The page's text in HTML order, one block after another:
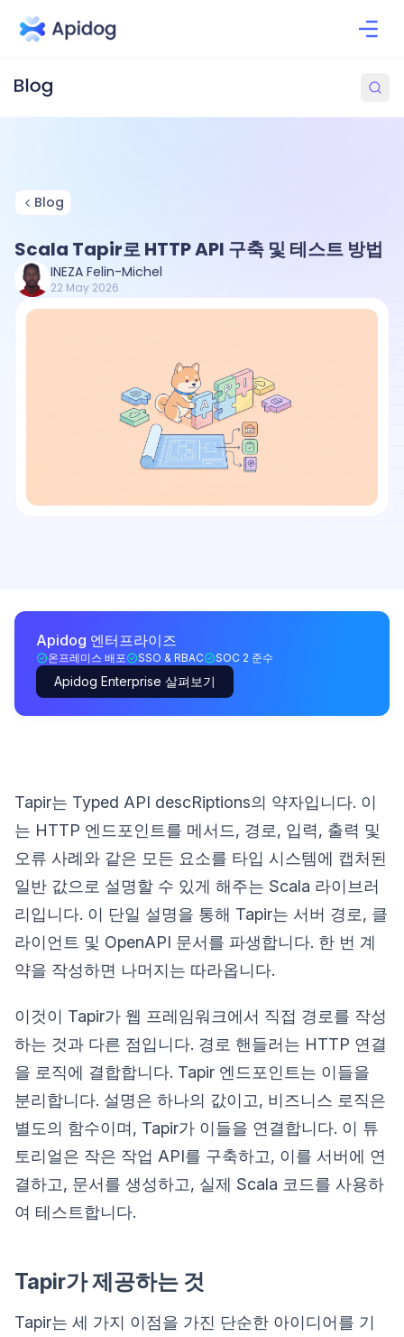
Blog
Scala Tapir로 HTTP API 구축 및 테스트 방법
INEZA Felin-Michel
22 May 2026
Apidog 엔터프라이즈
온프레미스 배포 SSO & RBAC SOC 2 준수
Apidog Enterprise 살펴보기
Tapir는 Typed API descRiptions의 약자입니다. 이
는 HTTP 엔드포인트를 메서드, 경로, 입력, 출력 및
오류 사례와 같은 모든 요소를 타입 시스템에 캡처된
일반 값으로 설명할 수 있게 해주는 Scala 라이브러
리입니다. 이 단일 설명을 통해 Tapir는 서버 경로, 클
라이언트 및 OpenAPI 문서를 파생합니다. 한 번 계
약을 작성하면 나머지는 따라옵니다.
이것이 Tapir가 웹 프레임워크에서 직접 경로를 작성
하는 것과 다른 점입니다. 경로 핸들러는 HTTP 연결
을 로직에 결합합니다. Tapir 엔드포인트는 이들을
분리합니다. 설명은 하나의 값이고, 비즈니스 로직은
별도의 함수이며, Tapir가 이들을 연결합니다. 이 튜
토리얼은 작은 작업 API를 구축하고, 이를 서버에 연
결하고, 문서를 생성하고, 실제 Scala 코드를 사용하
여 테스트합니다.
Tapir가 제공하는 것
Tapir는 세 가지 이점을 가진 단순한 아이디어를 기